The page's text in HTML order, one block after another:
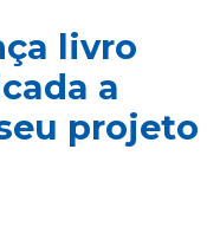
livro
a
projeto